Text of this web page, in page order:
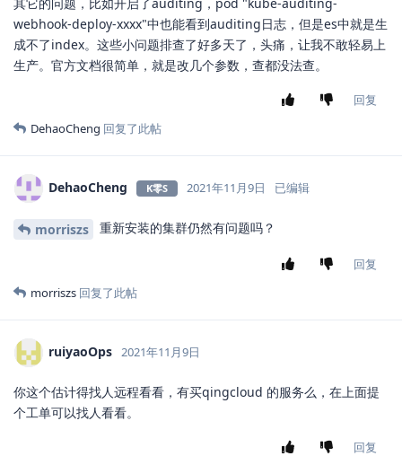
webhook-deploy-xxxx"中也能看到auditing日志，但是es中就是生
成不了index。这些小问题排查了好多天了，头痛，让我不敢轻易上
生产。官方文档很简单，就是改几个参数，查都没法查。
回复
DehaoCheng 回复了此帖
DehaoCheng K零S 2021年11月9日 已编辑
morriszs 重新安装的集群仍然有问题吗？
回复
morriszs 回复了此帖
ruiyaoOps 2021年11月9日
你这个估计得找人远程看看，有买qingcloud 的服务么，在上面提
个工单可以找人看看。
回复